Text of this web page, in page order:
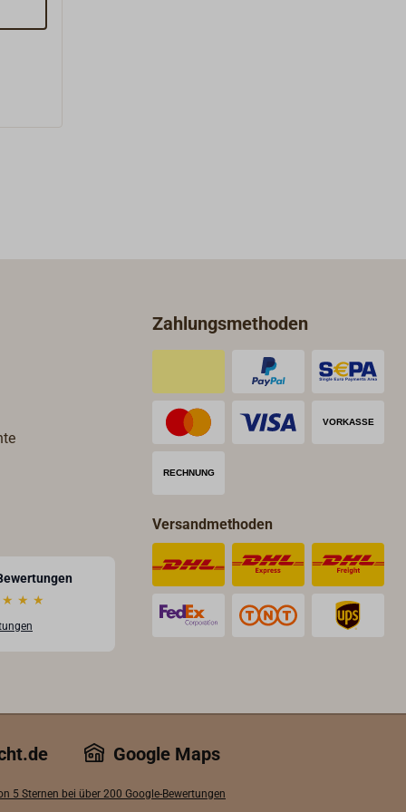
★ ★ ★
Zahlungsmethoden
Versandmethoden
Google Maps
5 Sternen bei über 200 Google-Bewertungen